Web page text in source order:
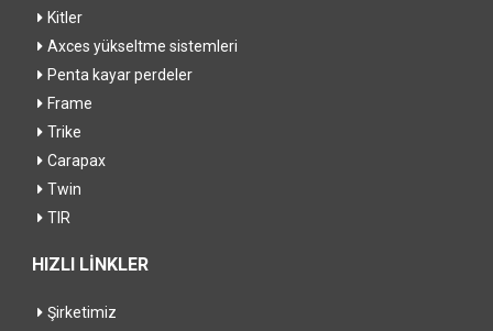
Kitler
Axces yükseltme sistemleri
Penta kayar perdeler
Frame
Trike
Carapax
Twin
TIR
HIZLI LİNKLER
Şirketimiz